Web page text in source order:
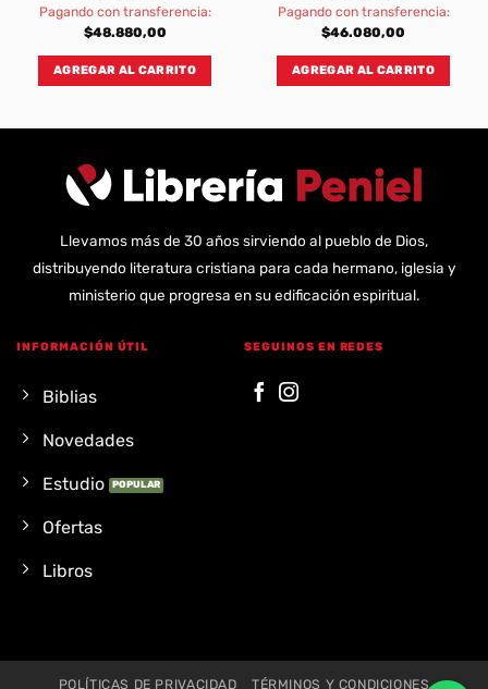
Pagando con transferencia:
$48.880,00
AGREGAR AL CARRITO
Pagando con transferencia:
$46.080,00
AGREGAR AL CARRITO
Llevamos más de 30 años sirviendo al pueblo de Dios,
distribuyendo literatura cristiana para cada hermano, iglesia y
ministerio que progresa en su edificación espiritual.
INFORMACIÓN ÚTIL
Biblias
Novedades
Estudio
Ofertas
Libros
SEGUINOS EN REDES
POLÍTICAS DE PRIVACIDAD TÉRMINOS Y CONDICIONES